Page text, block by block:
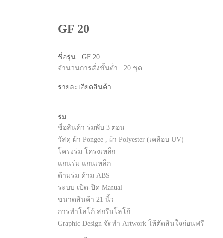
GF 20
ชื่อรุ่น : GF 20
จำนวนการสั่งขั้นต่ำ : 20 ชุด
รายละเอียดสินค้า
ร่ม
ชื่อสินค้า ร่มพับ 3 ตอน
วัสดุ ผ้า Pongee , ผ้า Polyester (เคลือบ UV)
โครงร่ม โครงเหล็ก
แกนร่ม แกนเหล็ก
ด้ามร่ม ด้าม ABS
ระบบ เปิด-ปิด Manual
ขนาดสินค้า 21 นิ้ว
การทำโลโก้ สกรีนโลโก้
Graphic Design จัดทำ Artwork ให้ตัดสินใจก่อนฟรี